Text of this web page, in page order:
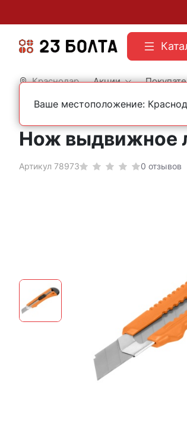
Краснодар Акции
Главная Строительный инструмент Ножи и
Нож выдвижное
Артикул 78973 0 отзывов
Ваше местоположение: